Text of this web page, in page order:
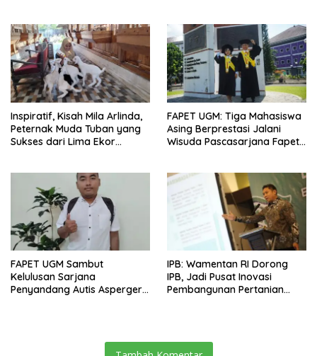
Inspiratif, Kisah Mila Arlinda,
Peternak Muda Tuban yang
Sukses dari Lima Ekor
FAPET UGM: Tiga Mahasiswa
Asing Berprestasi Jalani
Wisuda Pascasarjana Fapet
FAPET UGM Sambut
Kelulusan Sarjana
Penyandang Autis Asperger,
IPB: Wamentan RI Dorong
IPB, Jadi Pusat Inovasi
Pembangunan Pertanian